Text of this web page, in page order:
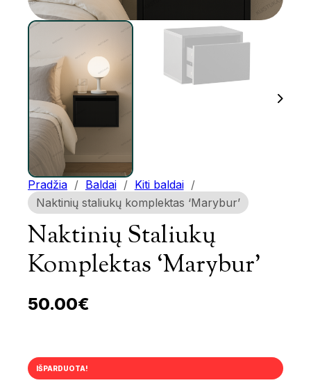
Pradžia / Baldai / Kiti baldai /
Naktinių staliukų komplektas ‘Marybur’
Naktinių Staliukų
Komplektas ‘Marybur’
50.00€
IŠPARDUOTA!